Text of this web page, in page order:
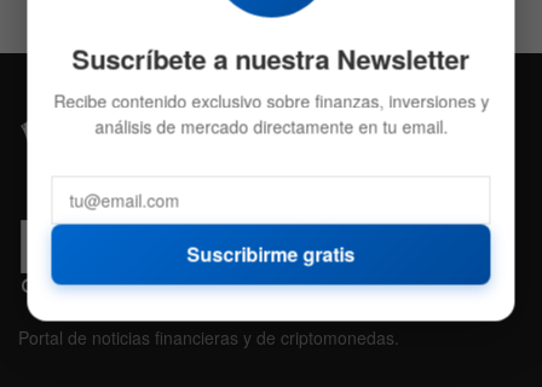
Portal de noticias financieras y de criptomonedas.
Suscríbete a nuestra Newsletter
Recibe contenido exclusivo sobre finanzas, inversiones y
análisis de mercado directamente en tu email.
Suscribirme gratis